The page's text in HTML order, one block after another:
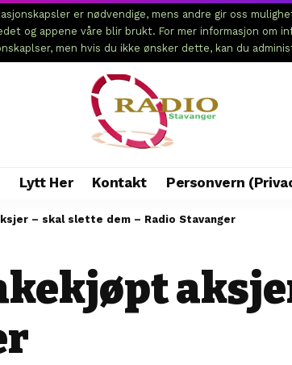
er nødvendige, mens andre gir oss
og appene våre blir brukt. For mer informasjon om
men hvis du ikke ønsker dette, kan du
Lytt Her Kontakt Personvern
– skal slette dem – Radio Stavanger